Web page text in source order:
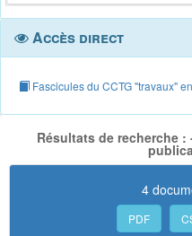
Accès direct
Fascicules du CCTG "travaux"
Résultats de recherche :
4
PDF